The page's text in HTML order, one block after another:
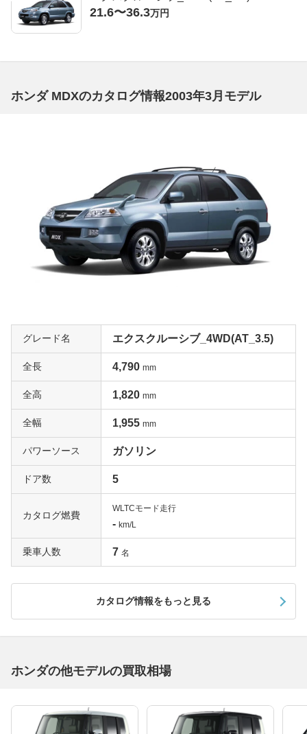
21.6〜36.3万円
ホンダ MDXのカタログ情報2003年3月モデル
グレード名 エクスクルーシブ_4WD(AT_3.5)
全長 4,790 mm
全高 1,820 mm
全幅 1,955 mm
パワーソース ガソリン
ドア数 5
カタログ燃費
WLTCモード走行
- km/L
乗車人数 7 名
カタログ情報をもっと見る
ホンダの他モデルの買取相場